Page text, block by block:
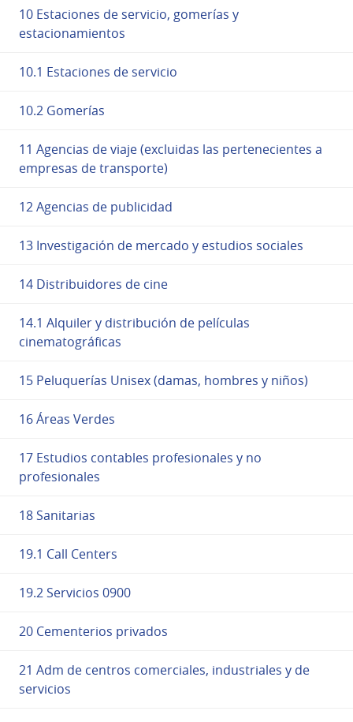
10 Estaciones de servicio, gomerías y
estacionamientos
10.1 Estaciones de servicio
10.2 Gomerías
11 Agencias de viaje (excluidas las pertenecientes a
empresas de transporte)
12 Agencias de publicidad
13 Investigación de mercado y estudios sociales
14 Distribuidores de cine
14.1 Alquiler y distribución de películas
cinematográficas
15 Peluquerías Unisex (damas, hombres y niños)
16 Áreas Verdes
17 Estudios contables profesionales y no
profesionales
18 Sanitarias
19.1 Call Centers
19.2 Servicios 0900
20 Cementerios privados
21 Adm de centros comerciales, industriales y de
servicios